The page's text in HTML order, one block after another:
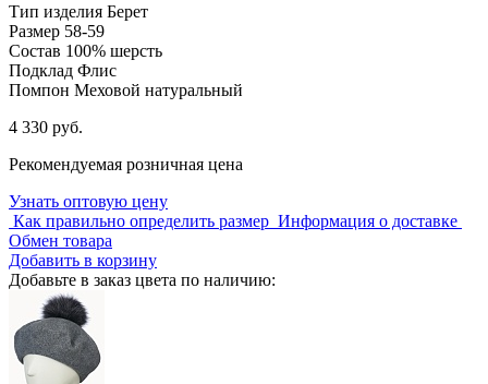
Тип изделия Берет
Размер 58-59
Состав 100% шерсть
Подклад Флис
Помпон Меховой натуральный
4 330 руб.
Рекомендуемая розничная цена
Узнать оптовую цену
Как правильно определить размер Информация о доставке
Обмен товара
Добавить в корзину
Добавьте в заказ цвета по наличию: